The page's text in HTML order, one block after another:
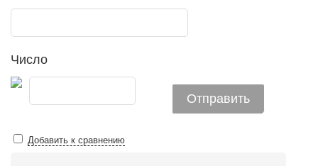
Число
Добавить к сравнению